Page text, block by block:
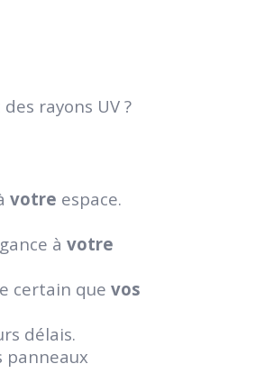
rayons UV ?
votre espace.
à votre
certain que vos
délais.
panneaux